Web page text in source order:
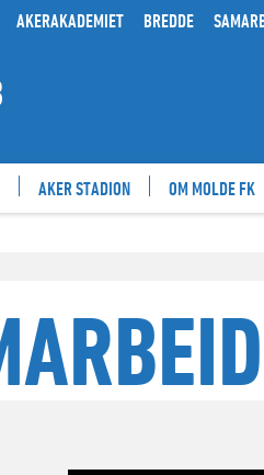
AKERAKADEMIET BREDDE
AKER STADION OM MOLDE FK